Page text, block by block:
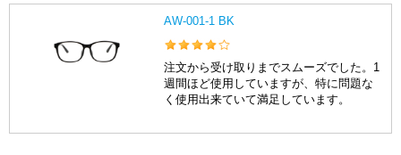
AW-001-1 BK
注文から受け取りまでスムーズでした。1
週間ほど使用していますが、特に問題な
く使用出来ていて満足しています。